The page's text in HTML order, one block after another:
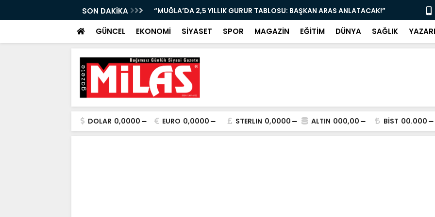
SON DAKİKA
TABLOSU: BAŞKAN ARAS ANLATACAK!” “BODRUM’DA EMEKLİYE MÜJDE: ÇAY 5, KAHVE 15 TL! KAPILAR AÇILDI” “AK PARTİ
GÜNCEL EKONOMİ SİYASET SPOR MAGAZİN EĞİTİM DÜNYA SAĞLIK
DOLAR 0,0000 EURO 0,0000 STERLIN 0,0000 ALTIN 000,00 BİST 00.000